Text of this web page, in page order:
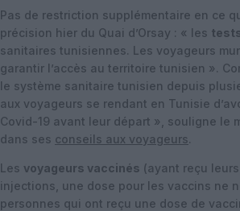
Pas de restriction supplémentaire en ce
précision hier du Quai d’Orsay : « les
sanitaires tunisiennes. Les voyageurs
garantir l’accès au territoire tunisien ».
le système sanitaire tunisien depuis
aux voyageurs se rendant en Tunisie
Covid-19 avant leur départ », souligne le
dans ses conseils aux voyageurs.
Les voyageurs vaccinés (ayant reçu
injections, une dose pour les vaccins ne
personnes qui ont reçu une dose de